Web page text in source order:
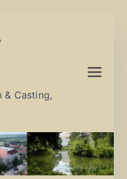
& Casting,